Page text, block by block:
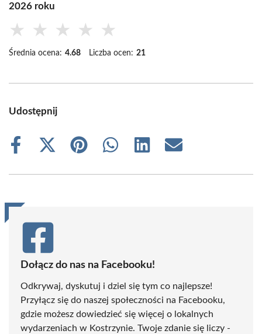
2026 roku
★ ★ ★ ★ ★
Średnia ocena: 4.68 Liczba ocen: 21
Udostępnij
Share
Share
(Twitter)
Share
Share
Share
Share
Dołącz do nas na Facebooku!
Odkrywaj, dyskutuj i dziel się tym co najlepsze!
Przyłącz się do naszej społeczności na Facebooku,
gdzie możesz dowiedzieć się więcej o lokalnych
wydarzeniach w Kostrzynie. Twoje zdanie się liczy -